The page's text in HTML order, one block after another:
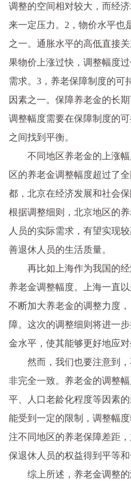
调整的空间相对较大，而经
来一定压力。2，物价水平也
之一。通胀水平的高低直接
果物价上涨过快，调整幅度
需求。3，养老保障制度的可
因素之一。保障养老金的长
调整幅度需要在保障制度的
之间找到平衡。
不同地区养老金的上涨
区的养老金调整幅度超过了
都，北京在经济发展和社会
根据调整细则，北京地区的
人员的实际需求，有望实现
善退休人员的生活质量。
再比如上海作为我国的
养老金调整幅度。上海一直
不断加大养老金的调整力度
障。这次的调整细则将进一
金水平，使其能够更好地应对
然而，我们也要注意到
非完全一致。养老金的调整
平、人口老龄化程度等因素
能受到一定的限制，调整幅
注不同地区的养老保障差距
保退休人员的权益得到平等和
综上所述，养老金调整